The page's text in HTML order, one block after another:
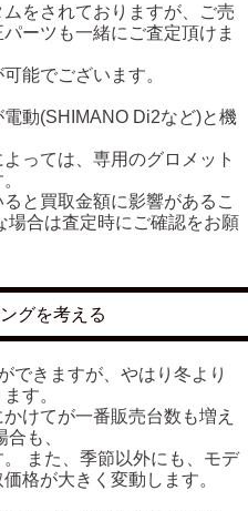
をされておりますが、ご売
ーツも一緒にご査定頂けま
能でございます。
動(SHIMANO Di2など)と機
っては、専用のグロメット
と買取金額に影響があるこ
場合は査定時にご確認をお願
グを考える
できますが、やはり冬より
す。
けてが一番販売台数も増え
も、
また、季節以外にも、モデ
格が大きく変動します。